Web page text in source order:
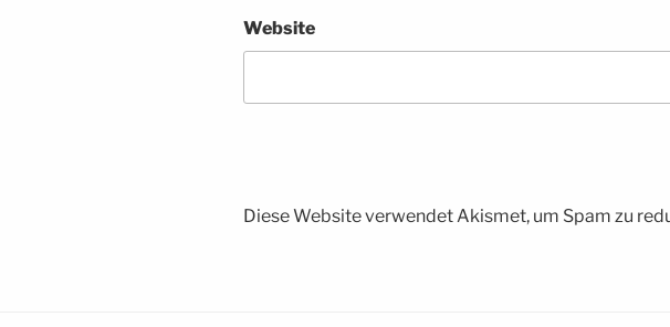
Website
Diese Website verwendet Akismet, um Spam zu